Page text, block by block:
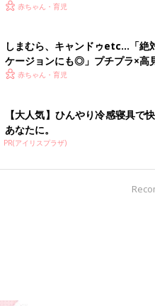
赤ちゃん・育児
しまむら、キャンドゥetc…「絶
ケージョンにも◎」プチプラ×高
赤ちゃん・育児
【大人気】ひんやり冷感寝具で
あなたに。
PR(アイリスプラザ)